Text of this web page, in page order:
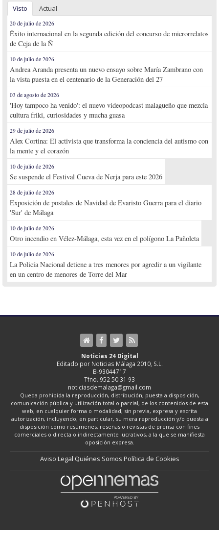
Visto Actual
20 de julio de 2026
Éxito internacional en la segunda edición del concurso de microrrelatos
de Ceja de la Ñ
10 de julio de 2026
Andrea Aranda presenta un nuevo ensayo sobre María Zambrano con
la vista puesta en el centenario de la Generación del 27
03 de agosto de 2026
'Hoy tampoco ha venido': el nuevo videopodcast malagueño que mezcla
cultura friki, curiosidades y mucha guasa
29 de julio de 2026
Alex Cortina: El activista que transforma la conciencia del autismo con
la mente y el corazón
10 de julio de 2026
Se suspende el Festival Cueva de Nerja para este 2026
28 de julio de 2026
Exposición de postales de Navidad de Evaristo Guerra para el diario
'Sur' de Málaga
10 de julio de 2026
Otro incendio en Vélez-Málaga, esta vez en el polígono La Pañoleta
10 de julio de 2026
La Policía Nacional detiene a tres menores por agredir a un vigilante
en un centro de menores de Torre del Mar
Noticias 24 Digital
Editado por Noticias Málaga 2010, S.L.
B-93044717
Tfno. 952 50 31 93
noticiasdemalaga@gmail.com
Queda prohibida la reproducción, distribución, puesta a disposición,
comunicación pública y utilización total o parcial, de los contenidos de esta
web, en cualquier forma o modalidad, sin previa, expresa y escrita
autorización, incluyendo, en particular, su mera reproducción y/o puesta a
disposición como resúmenes, reseñas o revistas de prensa con fines
comerciales o directa o indirectamente lucrativos, a la que se manifiesta
oposición expresa.
Aviso Legal Quiénes Somos Política de Cookies